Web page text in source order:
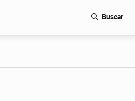
Buscar